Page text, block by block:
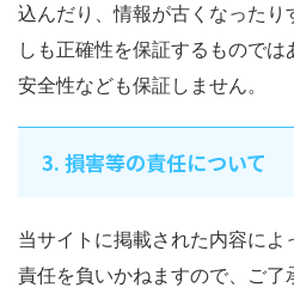
込んだり、情報が古くなった
しも正確性を保証するもので
安全性なども保証しません。
3. 損害等の責任について
当サイトに掲載された内容に
責任を負いかねますので、ご了